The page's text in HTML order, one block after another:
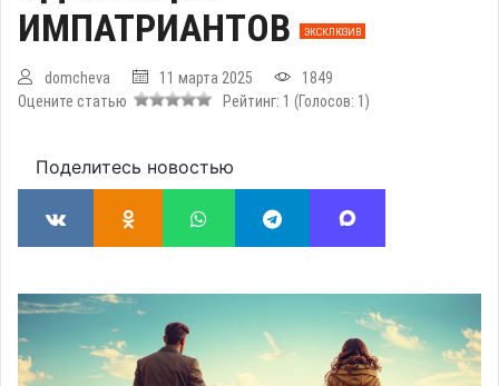
ИМПАТРИАНТОВ
ЭКСКЛЮЗИВ
domcheva 11 марта 2025
1849
Оцените статью
Рейтинг: 1 (Голосов: 1 )
Поделитесь новостью